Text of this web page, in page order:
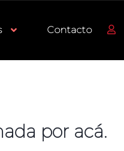
Contacto
por acá.